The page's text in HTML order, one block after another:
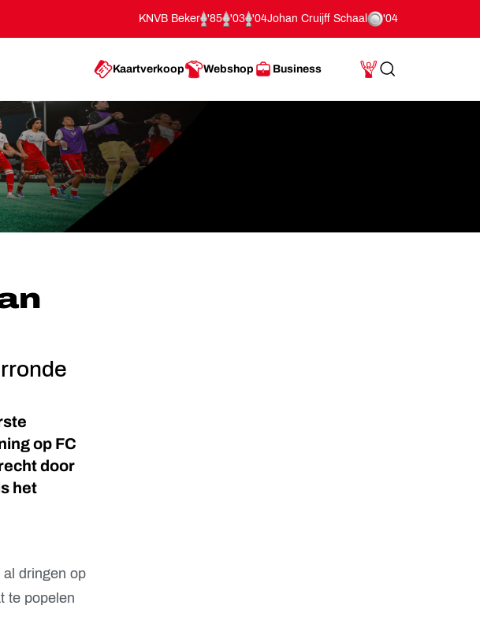
KNVB Beker '85 '03 '04Johan Cruijff Schaal '04
Kaartverkoop Webshop Business
Mijn Account
Search
op FC
door
het
dringen op
te popelen